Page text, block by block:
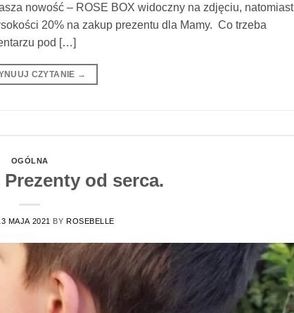
nowość – ROSE BOX widoczny na zdjęciu, natomiast
20% na zakup prezentu dla Mamy. Co trzeba
pod […]
CZYTANIE →
OGÓLNA
od serca.
MAJA 2021 BYROSEBELLE